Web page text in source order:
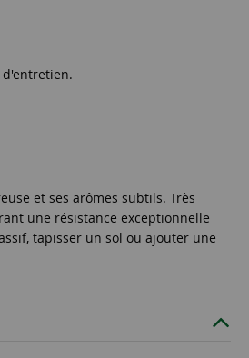
d'entretien.
et ses arômes subtils. Très
une résistance exceptionnelle
tapisser un sol ou ajouter une